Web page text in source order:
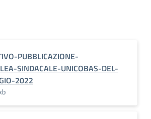
PUBBLICAZIONE-
SINDACALE-UNICOBAS-DEL-
2022